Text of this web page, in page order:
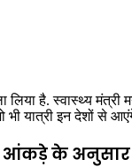
है. स्वास्थ्य मंत्री
यात्री इन देशों से
आंकड़े के अनुसार